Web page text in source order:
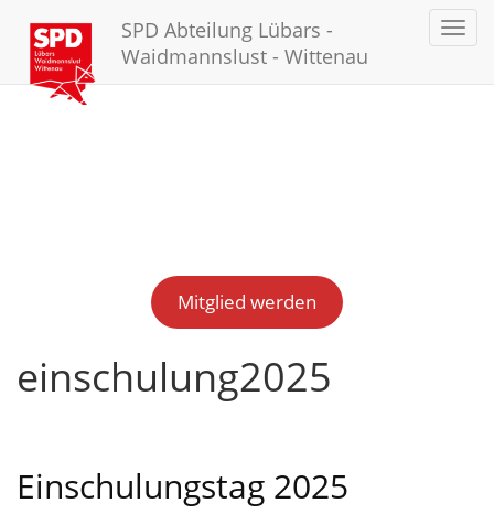
SPD Abteilung Lübars -
Waidmannslust - Wittenau
Mitglied werden
einschulung2025
Einschulungstag 2025